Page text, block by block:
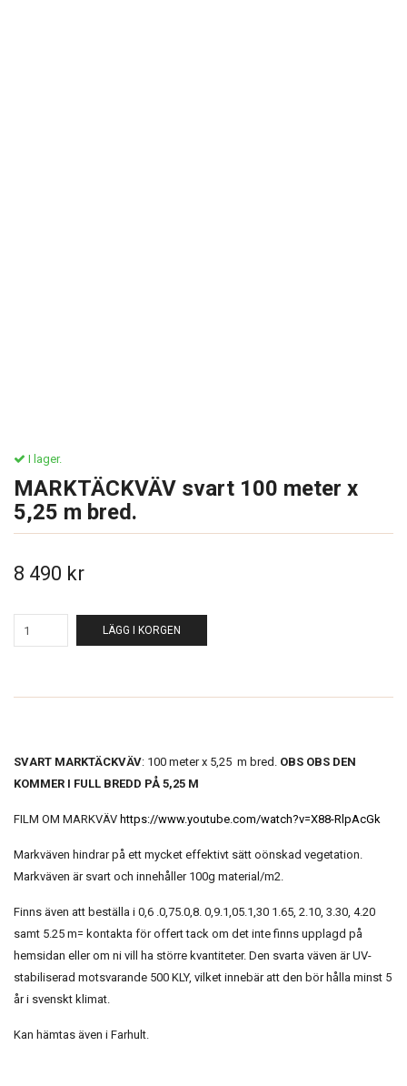
I lager.
MARKTÄCKVÄV svart 100 meter x
5,25 m bred.
8 490 kr
LÄGG I KORGEN
SVART MARKTÄCKVÄV: 100 meter x 5,25 m bred. OBS OBS DEN
KOMMER I FULL BREDD PÅ 5,25 M
FILM OM MARKVÄV https://www.youtube.com/watch?v=X88-RlpAcGk
Markväven hindrar på ett mycket effektivt sätt oönskad vegetation.
Markväven är svart och innehåller 100g material/m2.
Finns även att beställa i 0,6 .0,75.0,8. 0,9.1,05.1,30 1.65, 2.10, 3.30, 4.20
samt 5.25 m= kontakta för offert tack om det inte finns upplagd på
hemsidan eller om ni vill ha större kvantiteter. Den svarta väven är UV-
stabiliserad motsvarande 500 KLY, vilket innebär att den bör hålla minst 5
år i svenskt klimat.
Kan hämtas även i Farhult.